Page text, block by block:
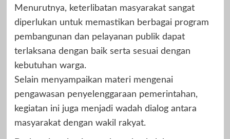
Menurutnya, keterlibatan masyarakat sangat
diperlukan untuk memastikan berbagai program
pembangunan dan pelayanan publik dapat
terlaksana dengan baik serta sesuai dengan
kebutuhan warga.
Selain menyampaikan materi mengenai
pengawasan penyelenggaraan pemerintahan,
kegiatan ini juga menjadi wadah dialog antara
masyarakat dengan wakil rakyat.